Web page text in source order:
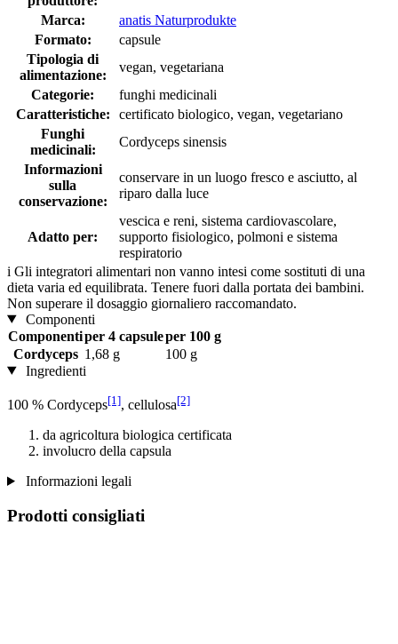
Marca:
anatis Naturprodukte
Formato:
capsule
Tipologia di
alimentazione:
vegan, vegetariana
Categorie:
funghi medicinali
Caratteristiche:
certificato biologico, vegan, vegetariano
Funghi
medicinali:
Cordyceps sinensis
Informazioni
sulla
conservazione:
conservare in un luogo fresco e asciutto, al
riparo dalla luce
Adatto per:
vescica e reni, sistema cardiovascolare,
supporto fisiologico, polmoni e sistema
respiratorio
i Gli integratori alimentari non vanno intesi come sostituti di una
dieta varia ed equilibrata. Tenere fuori dalla portata dei bambini.
Non superare il dosaggio giornaliero raccomandato.
Componenti
Componentiper 4 capsuleper 100 g
Cordyceps 1,68 g
100 g
Ingredienti
100 % Cordyceps[1], cellulosa[2]
da agricoltura biologica certificata
involucro della capsula
Informazioni legali
Prodotti consigliati